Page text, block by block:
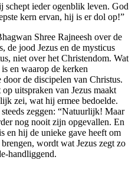
schept ieder ogenblik leven. God
kern ervan, hij is er dol op!”
Shree Rajneesh over de
de jood Jezus en de mysticus
niet over het Christendom. Wat
en waarop de kerken
de discipelen van Christus.
uitspraken van Jezus maakt
zei, wat hij ermee bedoelde.
zeggen: “Natuurlijk! Maar
nog nooit zijn opgevallen. En
en hij de unieke gave heeft om
wordt wat Jezus zegt zo
handliggend.